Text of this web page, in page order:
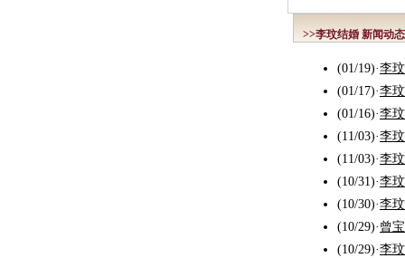
>>李玟结婚 新闻动态
(01/19)·李
(01/17)·李
(01/16)·李
(11/03)·李
(11/03)·李
(10/31)·李
(10/30)·李
(10/29)· 曾
(10/29)·李